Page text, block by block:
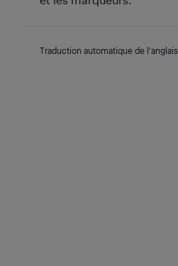
Traduction automatique de l'anglais.